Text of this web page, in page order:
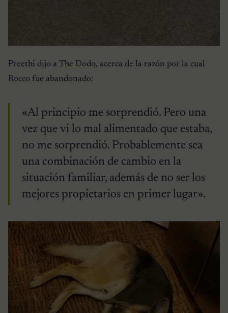
Preethi dijo a The Dodo, acerca de la razón por la cual
Rocco fue abandonado:
«Al principio me sorprendió. Pero una
vez que vi lo mal alimentado que estaba,
no me sorprendió. Probablemente sea
una combinación de cambio en la
situación familiar, además de no ser los
mejores propietarios en primer lugar».